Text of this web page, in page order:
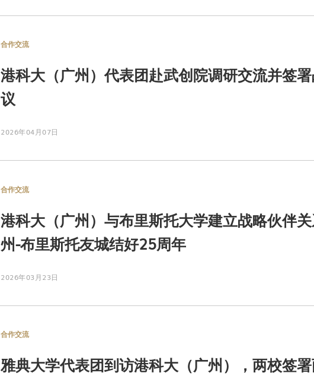
合作交流
港科大（广州）代表团赴武创院调研交流并签
议
2026年04月07日
合作交流
港科大（广州）与布里斯托大学建立战略伙伴
州-布里斯托友城结好25周年
2026年03月23日
合作交流
雅典大学代表团到访港科大（广州），两校签